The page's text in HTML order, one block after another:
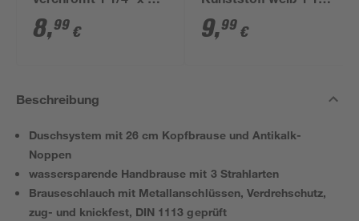
mm
8,99 €
x 40/50 mm
9,99 €
Beschreibung
Duschsystem mit 26 cm Kopfbrause und Antikalk-
Noppen
wassersparende Handbrause mit 3 Strahlarten
Brauseschlauch mit Metallanschlüssen, Verdrehschutz,
zug- und knickfest, DIN 1113 geprüft